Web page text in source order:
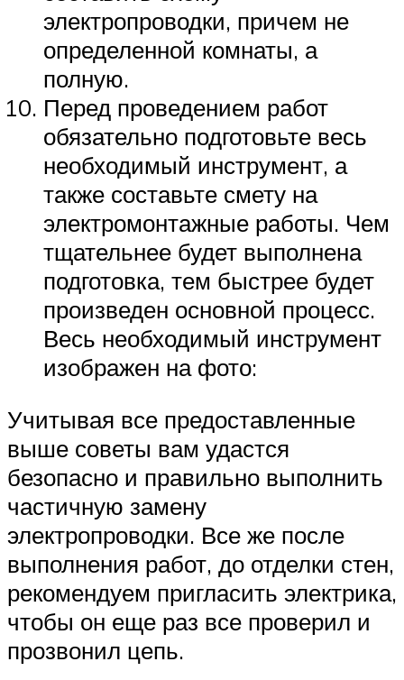
электропроводки, причем не
определенной комнаты, а
полную.
Перед проведением работ
обязательно подготовьте весь
необходимый инструмент, а
также составьте смету на
электромонтажные работы. Чем
тщательнее будет выполнена
подготовка, тем быстрее будет
произведен основной процесс.
Весь необходимый инструмент
изображен на фото:
Учитывая все предоставленные
выше советы вам удастся
безопасно и правильно выполнить
частичную замену
электропроводки. Все же после
выполнения работ, до отделки стен,
рекомендуем пригласить электрика,
чтобы он еще раз все проверил и
прозвонил цепь.